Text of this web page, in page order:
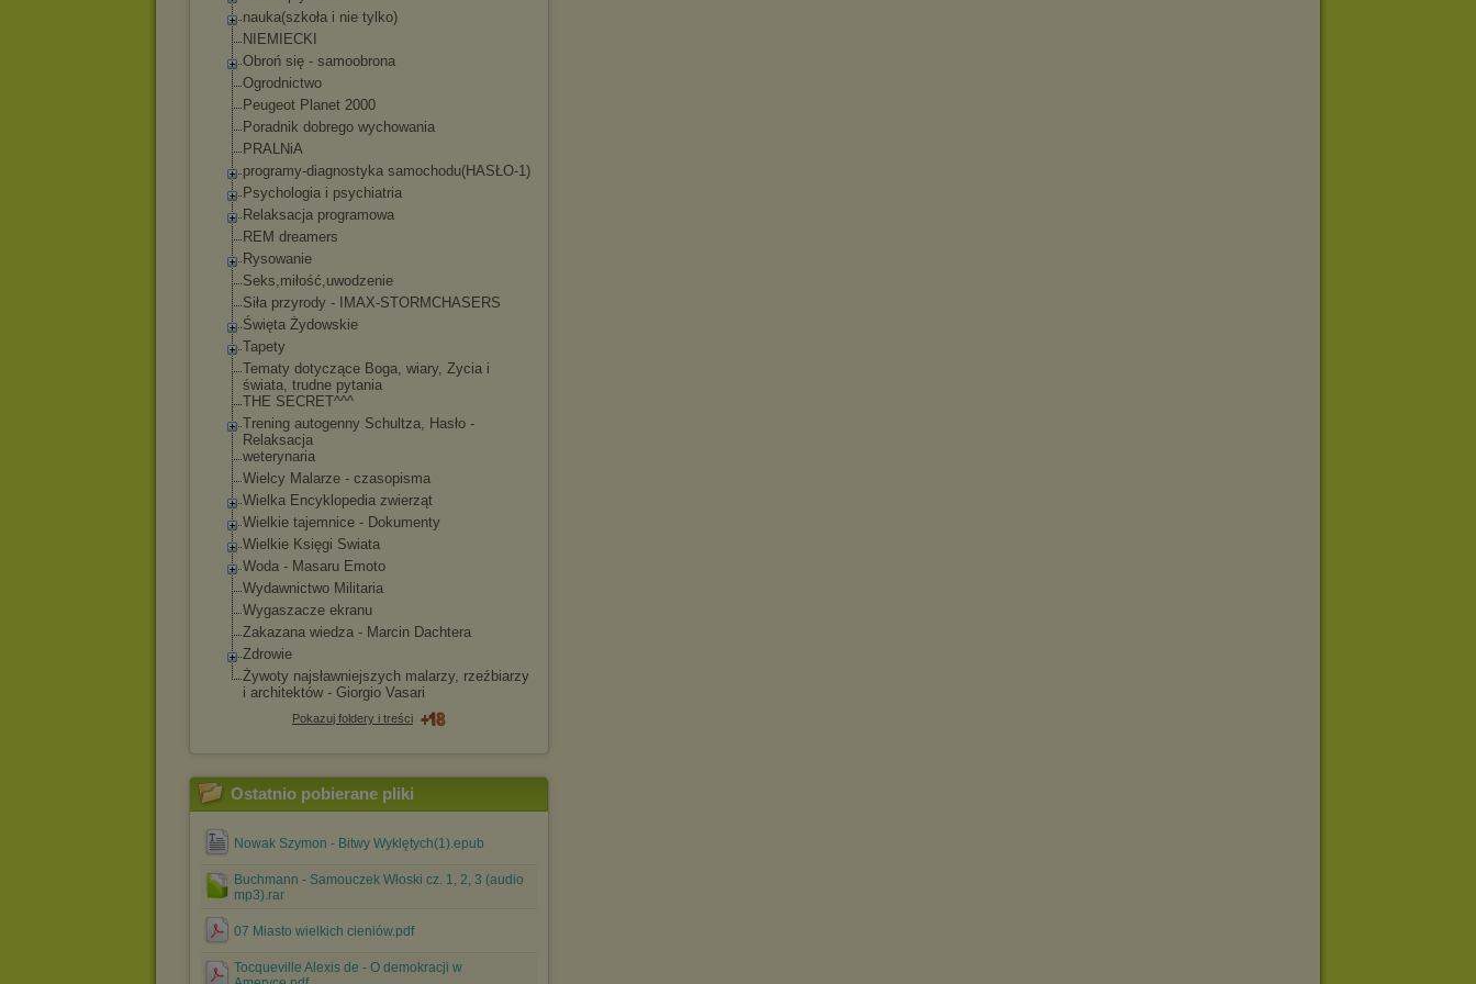
nauka(szkoła i nie tylko)
NIEMIECKI
Obroń się - samoobrona
Ogrodnictwo
Peugeot Planet 2000
Poradnik dobrego wychowania
PRALNiA
programy-diagnostyka samochodu(HASŁO-1)
Psychologia i psychiatria
Relaksacja programowa
REM dreamers
Rysowanie
Seks,miłość,uwodzenie
Siła przyrody - IMAX-STORMCHASERS
Święta Żydowskie
Tapety
Tematy dotyczące Boga, wiary, Zycia i
świata, trudne pytania
THE SECRET^^^
Trening autogenny Schultza, Hasło -
Relaksacja
weterynaria
Wielcy Malarze - czasopisma
Wielka Encyklopedia zwierząt
Wielkie tajemnice - Dokumenty
Wielkie Księgi Swiata
Woda - Masaru Emoto
Wydawnictwo Militaria
Wygaszacze ekranu
Zakazana wiedza - Marcin Dachtera
Zdrowie
Żywoty najsławniejszych malarzy, rzeźbiarzy
i architektów - Giorgio Vasari
Pokazuj foldery i treści
Ostatnio pobierane pliki
Nowak Szymon - Bitwy Wyklętych(1).epub
Buchmann - Samouczek Włoski cz. 1, 2, 3 (audio
mp3).rar
07 Miasto wielkich cieniów.pdf
Tocqueville Alexis de - O demokracji w